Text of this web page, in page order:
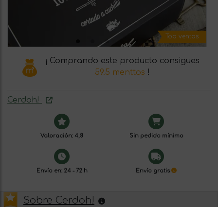
Top ventas
¡ Comprando este producto consigues
59.5 menttos !
Cerdoh!
Valoración: 4,8 Sin pedido mínimo
Envío en: 24 - 72 h Envío gratis
Sobre Cerdoh!